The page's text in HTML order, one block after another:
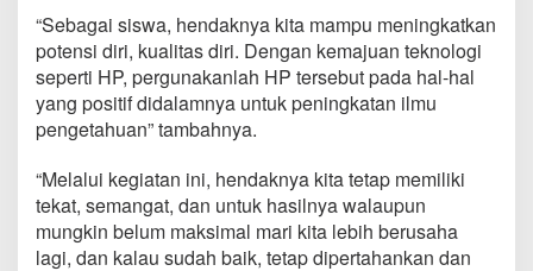
T
i
n
g
k
S
M
A
/
S
“Sebagai siswa, hendaknya kita mampu meningkatkan
potensi diri, kualitas diri. Dengan kemajuan teknologi
seperti HP, pergunakanlah HP tersebut pada hal-hal
yang positif didalamnya untuk peningkatan ilmu
pengetahuan” tambahnya.
“Melalui kegiatan ini, hendaknya kita tetap memiliki
tekat, semangat, dan untuk hasilnya walaupun
mungkin belum maksimal mari kita lebih berusaha
lagi, dan kalau sudah baik, tetap dipertahankan dan